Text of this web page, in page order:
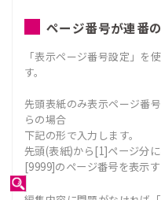
ページ番号が連番
「表示ページ番号設定」を
す。
先頭表紙のみ表示ページ番
らの場合
下記の形で入力します。
先頭(表紙)から[1]ページ分
[9999]のページ番号を表示す